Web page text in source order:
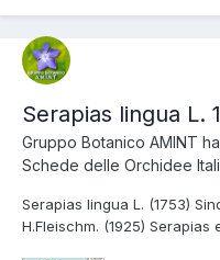
Serapias lingua L.
Gruppo Botanico AMINT
Schede delle Orchidee
Serapias lingua L. (1753)
H.Fleischm. (1925)